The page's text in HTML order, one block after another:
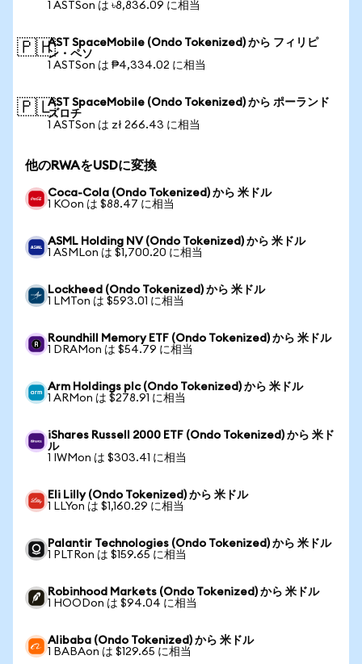
1 ASTSon は ৳8,836.09 に相当
🇵🇭AST SpaceMobile (Ondo Tokenized) から フィリピ
ン・ペソ
1 ASTSon は ₱4,334.02 に相当
🇵🇱AST SpaceMobile (Ondo Tokenized) から ポーランド
ズロチ
1 ASTSon は zł 266.43 に相当
他のRWAをUSDに変換
Coca-Cola (Ondo Tokenized) から 米ドル
1 KOon は $88.47 に相当
ASML Holding NV (Ondo Tokenized) から 米ドル
1 ASMLon は $1,700.20 に相当
Lockheed (Ondo Tokenized) から 米ドル
1 LMTon は $593.01 に相当
Roundhill Memory ETF (Ondo Tokenized) から 米ドル
1 DRAMon は $54.79 に相当
Arm Holdings plc (Ondo Tokenized) から 米ドル
1 ARMon は $278.91 に相当
iShares Russell 2000 ETF (Ondo Tokenized) から 米ド
ル
1 IWMon は $303.41 に相当
Eli Lilly (Ondo Tokenized) から 米ドル
1 LLYon は $1,160.29 に相当
Palantir Technologies (Ondo Tokenized) から 米ドル
1 PLTRon は $159.65 に相当
Robinhood Markets (Ondo Tokenized) から 米ドル
1 HOODon は $94.04 に相当
Alibaba (Ondo Tokenized) から 米ドル
1 BABAon は $129.65 に相当